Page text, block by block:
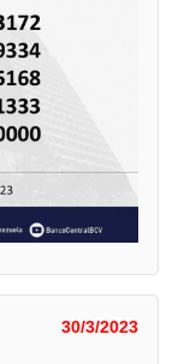
30/3/2023